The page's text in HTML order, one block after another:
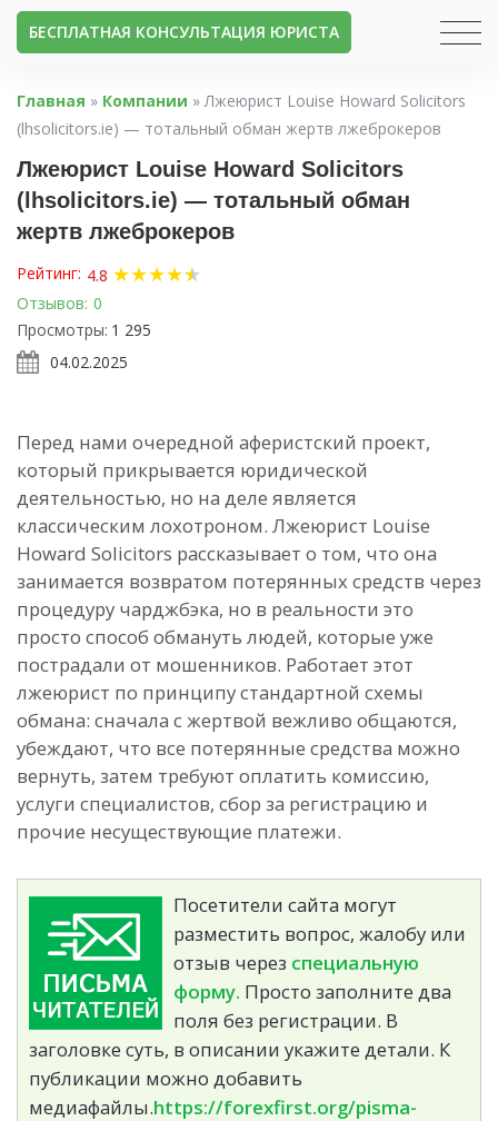
БЕСПЛАТНАЯ КОНСУЛЬТАЦИЯ ЮРИСТА
Главная » Компании »Лжеюрист Louise Howard Solicitors
(lhsolicitors.ie) — тотальный обман жертв лжеброкеров
Лжеюрист Louise Howard Solicitors
(lhsolicitors.ie) — тотальный обман
жертв лжеброкеров
Рейтинг: 4.8 ★★★★★
★
Отзывов: 0
Просмотры: 1 295
04.02.2025
Перед нами очередной аферистский проект,
который прикрывается юридической
деятельностью, но на деле является
классическим лохотроном. Лжеюрист Louise
Howard Solicitors рассказывает о том, что она
занимается возвратом потерянных средств через
процедуру чарджбэка, но в реальности это
просто способ обмануть людей, которые уже
пострадали от мошенников. Работает этот
лжеюрист по принципу стандартной схемы
обмана: сначала с жертвой вежливо общаются,
убеждают, что все потерянные средства можно
вернуть, затем требуют оплатить комиссию,
услуги специалистов, сбор за регистрацию и
прочие несуществующие платежи.
Посетители сайта могут
разместить вопрос, жалобу или
отзыв через специальную
форму. Просто заполните два
поля без регистрации. В
заголовке суть, в описании укажите детали. К
публикации можно добавить
медиафайлы.https://forexfirst.org/pisma-